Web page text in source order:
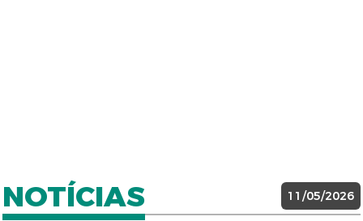
NOTÍCIAS 11/05/2026